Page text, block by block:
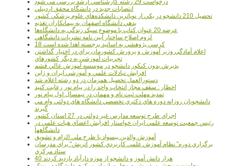
درخواست 29 رشته کارشناسي ارشد بررسي مي شود
انتصابات جديد در دانشگاه محقق اردبيلي
تحصيل 210 دانشجو در يکي از نوپاترين دانشکده‌هاي علوم پزشکي کشور
بدهي دانشگاه اصفهان به پيمانکاران تغذيه
عرضه 20 عنوان کتاب با موضوع سبک زندگي به دانشگاه‌ها
لزوم اصلاح ساختار آيين نامه نشريات دانشگاهي
18 کرسي پژوهشي به اساتيد برجسته اهدا شده است
اعلام آمادگي وزير آموزش و پرورش کشورمان براي در اختيار گذاشتن
تجربيات آموزشي به ديگر کشورهاي
پذيرش بدون کنکور دانشجو در موسسه آموزش عالي قشم
افزايش تبادلات علمي و آموزشي ايران و ژاپن
دستورالعمل تحصیل همزمان در دو رشته اعلام شد
اخطار : سقف مجاز انتخاب واحد را در پیام نور رعایت کنید
تمدید مهلت ثبت نام و مهمان در نیمسال اول پیام نور
دانشجويان روزانه دوره هاي دكتري تخصصي دانشگاه هاي دولتي وام مي
گيرند
اجراي طرح توسعه مدارس غير دولتي در 27 استان کشور
رئيس جمعيت توسعه علمي ايران خواستار افزايش اعضاي هيات علمي در
دانشگاهها
آموزش والدين بيسواد با طرح ملي الزام و تشويق
برگزاري دوره" نظام آموزش علمي كاربردي كشور اتريش" براي مدرسان
ستاد مرکزي
40 هزار دانش آموز و دانشجو از موزه دارآباد بازديد کردند